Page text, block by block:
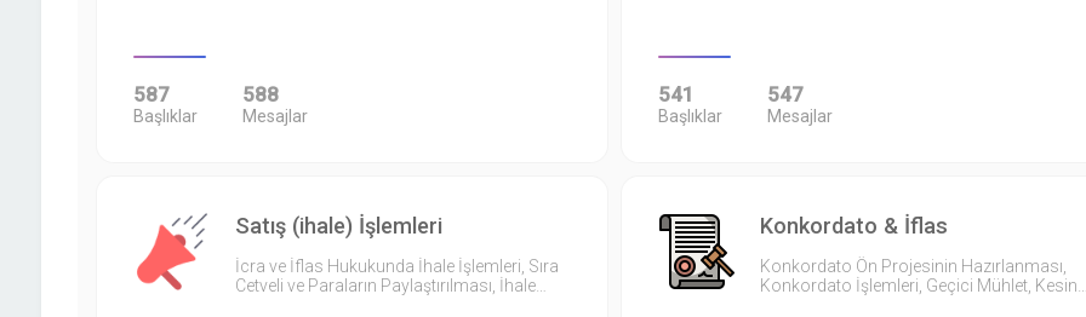
587
Başlıklar
588
Mesajlar
541
Başlıklar
547
Mesajlar
Satış (ihale) İşlemleri
İcra ve İflas Hukukunda İhale İşlemleri, Sıra
Cetveli ve Paraların Paylaştırılması, İhale…
Konkordato & İflas
Konkordato Ön Projesinin Hazırlanması,
Konkordato İşlemleri, Geçici Mühlet,